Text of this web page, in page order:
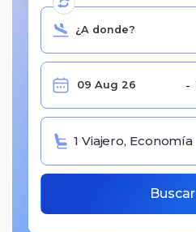
1 Viajero, Economía
Buscar